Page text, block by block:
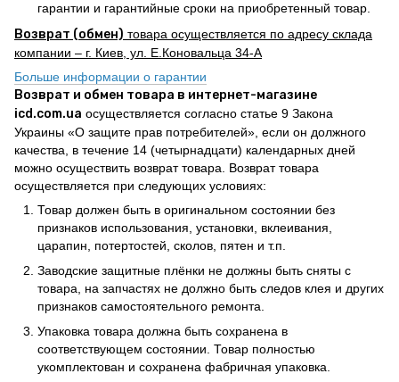
гарантии и гарантийные сроки на приобретенный товар.
Возврат (обмен) товара осуществляется по адресу склада
компании – г. Киев, ул. Е.Коновальца 34-А
Больше информации о гарантии
Возврат и обмен товара в интернет-магазине
icd.com.ua осуществляется согласно статье 9 Закона
Украины «О защите прав потребителей», если он должного
качества, в течение 14 (четырнадцати) календарных дней
можно осуществить возврат товара. Возврат товара
осуществляется при следующих условиях:
Товар должен быть в оригинальном состоянии без
признаков использования, установки, вклеивания,
царапин, потертостей, сколов, пятен и т.п.
Заводские защитные плёнки не должны быть сняты с
товара, на запчастях не должно быть следов клея и других
признаков самостоятельного ремонта.
Упаковка товара должна быть сохранена в
соответствующем состоянии. Товар полностью
укомплектован и сохранена фабричная упаковка.